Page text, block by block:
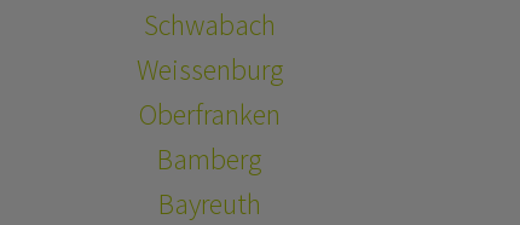
Schwabach
Weissenburg
Oberfranken
Bamberg
Bayreuth